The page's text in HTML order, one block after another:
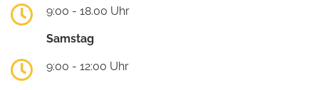
9:00 - 18.00 Uhr
Samstag
9:00 - 12:00 Uhr